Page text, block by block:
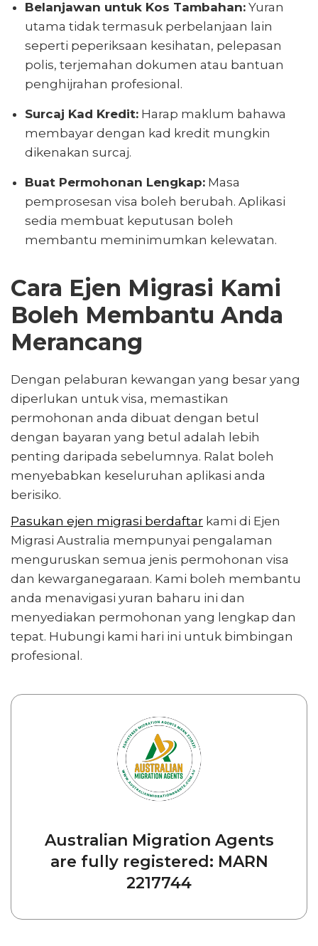
Belanjawan untuk Kos Tambahan: Yuran
utama tidak termasuk perbelanjaan lain
seperti peperiksaan kesihatan, pelepasan
polis, terjemahan dokumen atau bantuan
penghijrahan profesional.
Surcaj Kad Kredit: Harap maklum bahawa
membayar dengan kad kredit mungkin
dikenakan surcaj.
Buat Permohonan Lengkap: Masa
pemprosesan visa boleh berubah. Aplikasi
sedia membuat keputusan boleh
membantu meminimumkan kelewatan.
Cara Ejen Migrasi Kami
Boleh Membantu Anda
Merancang
Dengan pelaburan kewangan yang besar yang
diperlukan untuk visa, memastikan
permohonan anda dibuat dengan betul
dengan bayaran yang betul adalah lebih
penting daripada sebelumnya. Ralat boleh
menyebabkan keseluruhan aplikasi anda
berisiko.
Pasukan ejen migrasi berdaftar kami di Ejen
Migrasi Australia mempunyai pengalaman
menguruskan semua jenis permohonan visa
dan kewarganegaraan. Kami boleh membantu
anda menavigasi yuran baharu ini dan
menyediakan permohonan yang lengkap dan
tepat. Hubungi kami hari ini untuk bimbingan
profesional.
Australian Migration Agents
are fully registered: MARN
2217744